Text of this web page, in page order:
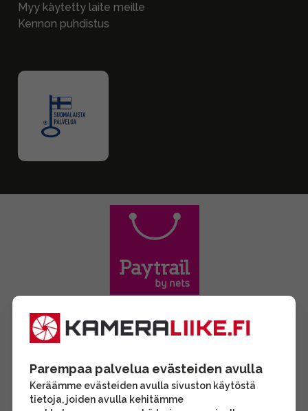
Myy käytetty laite meille
Kennon puhdistus
Parempaa palvelua evästeiden avulla
Keräämme evästeiden avulla sivuston käytöstä
tietoja, joiden avulla kehitämme